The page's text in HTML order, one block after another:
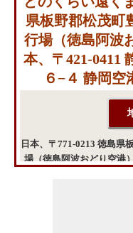
県板野郡松茂町
行場（徳島阿波
本、〒421-0411
６−４ 静岡空
日本、〒771-0213 徳島県
場（徳島阿波おどり空港